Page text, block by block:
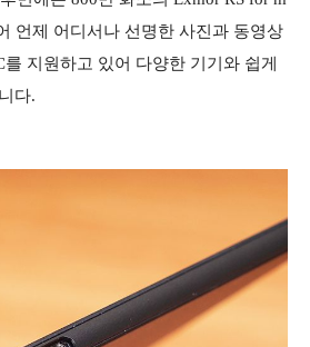
언제 어디서나 선명한 사진과 동영상
지원하고 있어 다양한 기기와 쉽게
다.